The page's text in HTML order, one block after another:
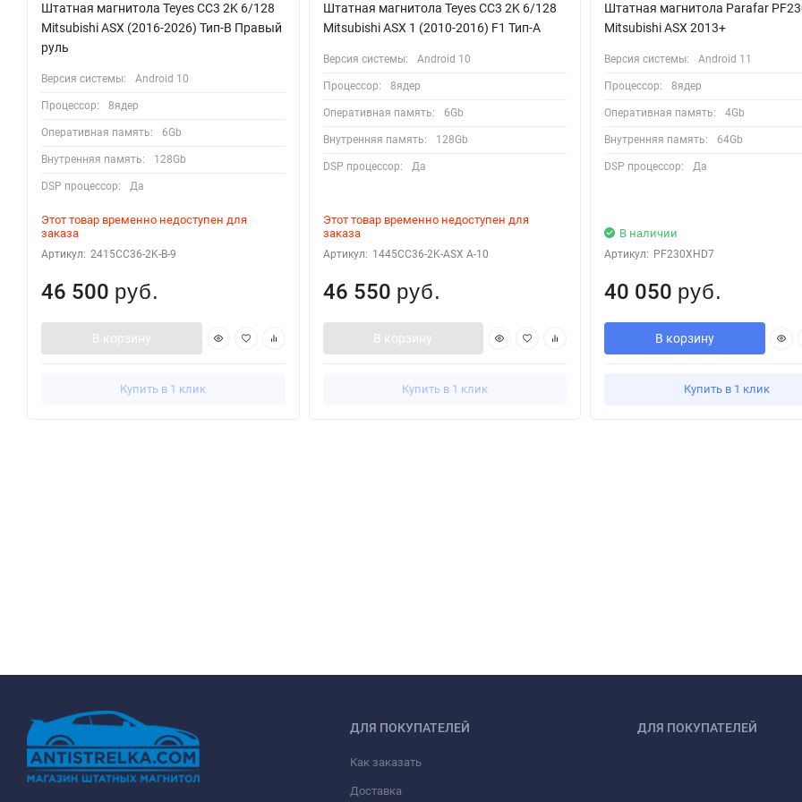
Штатная магнитола Teyes CC3 2K 6/128
Mitsubishi ASX (2016-2026) Тип-B Правый
руль
Версия системы: Android 10
Процессор: 8ядер
Оперативная память: 6Gb
Внутренняя память: 128Gb
DSP процессор: Да
Этот товар временно недоступен для
заказа
Артикул: 2415CC36-2K-B-9
46 500 руб.
В корзину
Купить в 1 клик
Штатная магнитола Teyes CC3 2K 6/128
Mitsubishi ASX 1 (2010-2016) F1 Тип-A
Версия системы: Android 10
Процессор: 8ядер
Оперативная память: 6Gb
Внутренняя память: 128Gb
DSP процессор: Да
Этот товар временно недоступен для
заказа
Артикул: 1445CC36-2K-ASX A-10
46 550 руб.
В корзину
Купить в 1 клик
Штатная магнитола Parafar
Mitsubishi ASX 2013+
Версия системы: Android 11
Процессор: 8ядер
Оперативная память: 4Gb
Внутренняя память: 64Gb
DSP процессор: Да
В наличии
Артикул: PF230XHD7
40 050 руб.
В корзину
Купить в 1 клик
ДЛЯ ПОКУПАТЕЛЕЙ
Как заказать
Доставка
ДЛЯ ПОКУПАТЕЛЕЙ